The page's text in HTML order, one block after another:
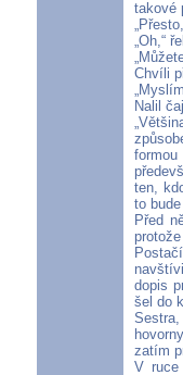
takové
„Oh,“
Chvíli
Nalil
ten,
to
Před
dopis
šel do
zatím
V ruce